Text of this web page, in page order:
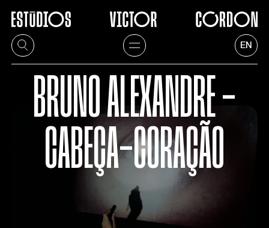
EN
BRUNO ALEXANDRE -
CABEÇA-CORAÇÃO